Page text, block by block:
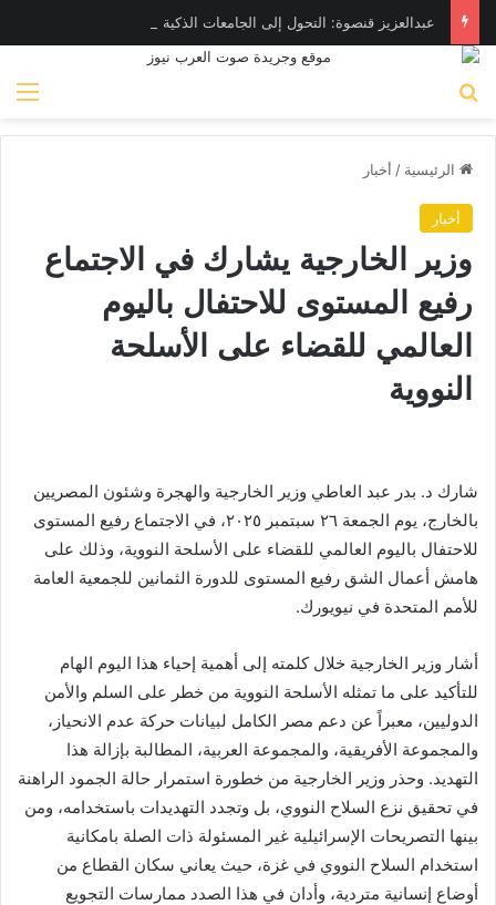
الرئيسية / أخبار
أخبار
وزير الخارجية يشارك في الاجتماع
رفيع المستوى للاحتفال باليوم
العالمي للقضاء على الأسلحة
النووية
شارك د. بدر عبد العاطي وزير الخارجية والهجرة وشئون المصريين
بالخارج، يوم الجمعة ٢٦ سبتمبر ٢٠٢٥، في الاجتماع رفيع المستوى
للاحتفال باليوم العالمي للقضاء على الأسلحة النووية، وذلك على
هامش أعمال الشق رفيع المستوى للدورة الثمانين للجمعية العامة
للأمم المتحدة في نيويورك.
أشار وزير الخارجية خلال كلمته إلى أهمية إحياء هذا اليوم الهام
للتأكيد على ما تمثله الأسلحة النووية من خطر على السلم والأمن
الدوليين، معبراً عن دعم مصر الكامل لبيانات حركة عدم الانحياز،
والمجموعة الأفريقية، والمجموعة العربية، المطالبة بإزالة هذا
التهديد. وحذر وزير الخارجية من خطورة استمرار حالة الجمود الراهنة
في تحقيق نزع السلاح النووي، بل وتجدد التهديدات باستخدامه، ومن
بينها التصريحات الإسرائيلية غير المسئولة ذات الصلة بامكانية
استخدام السلاح النووي في غزة، حيث يعاني سكان القطاع من
أوضاع إنسانية متردية، وأدان في هذا الصدد ممارسات التجويع